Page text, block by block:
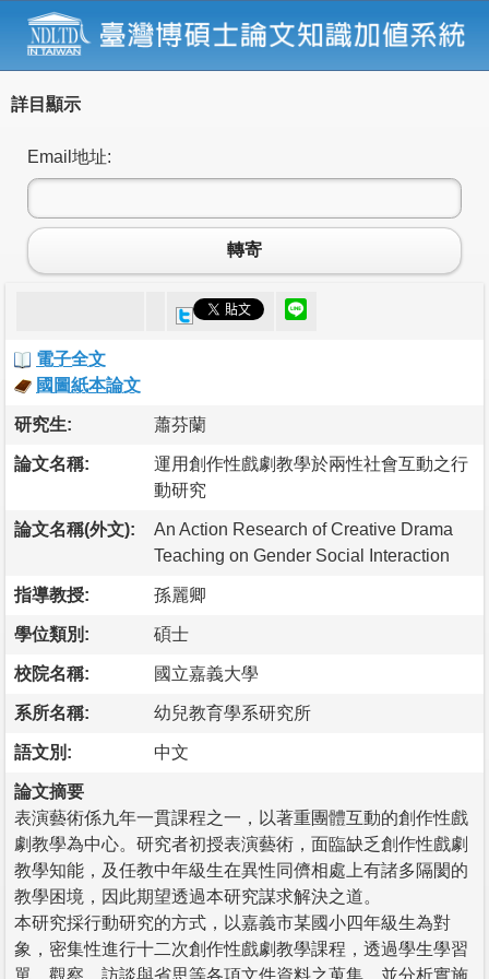
詳目顯示
Email地址:
轉寄
電子全文
國圖紙本論文
研究生: 蕭芬蘭
論文名稱:
運用創作性戲劇教學於兩性社會互動之行
動研究
論文名稱(外文):
An Action Research of Creative Drama
Teaching on Gender Social Interaction
指導教授: 孫麗卿
學位類別: 碩士
校院名稱: 國立嘉義大學
系所名稱: 幼兒教育學系研究所
語文別: 中文
論文摘要
表演藝術係九年一貫課程之一，以著重團體互動的創作性戲
劇教學為中心。研究者初授表演藝術，面臨缺乏創作性戲劇
教學知能，及任教中年級生在異性同儕相處上有諸多隔閡的
教學困境，因此期望透過本研究謀求解決之道。
本研究採行動研究的方式，以嘉義市某國小四年級生為對
象，密集性進行十二次創作性戲劇教學課程，透過學生學習
單、觀察、訪談與省思等各項文件資料之蒐集，並分析實施